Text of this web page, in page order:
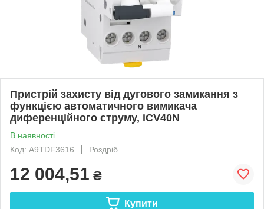
Пристрій захисту від дугового замикання з
функцією автоматичного вимикача
диференційного струму, iCV40N
В наявності
Код: A9TDF3616
Роздріб
12 004,51 ₴
Купити